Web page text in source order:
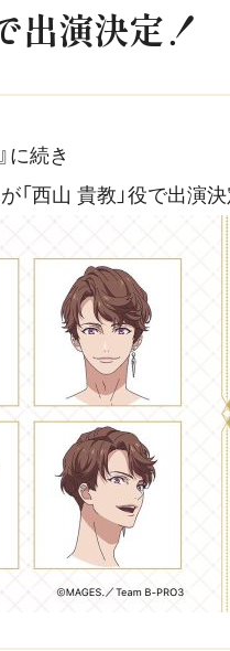
出演決定！
に続き
西山 貴教」役で出演